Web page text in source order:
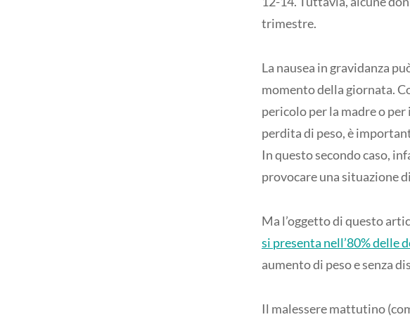
trimestre.
La nausea in gravidanza
momento della giornata.
pericolo per la madre o
perdita di peso, è
In questo secondo caso,
provocare una situazione
Ma l’oggetto di questo
si presenta nell’80% delle
aumento di peso e senza
Il malessere mattutino